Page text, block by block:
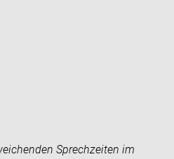
Sprechzeiten im